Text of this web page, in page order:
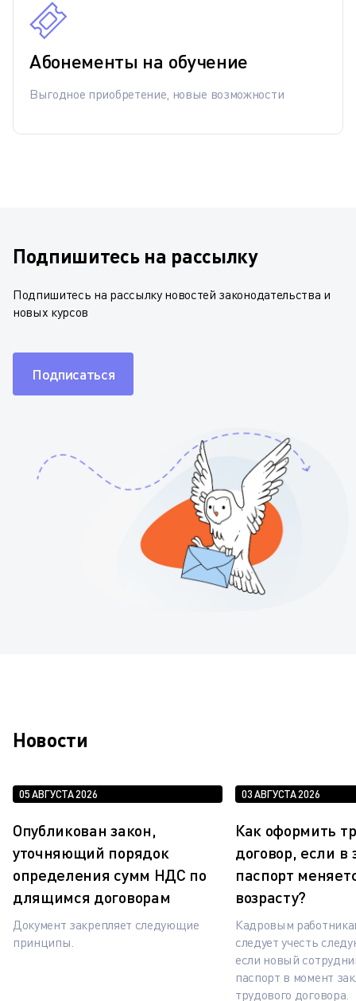
Абонементы на обучение
Выгодное приобретение, новые возможности
Подпишитесь на рассылку
Подпишитесь на рассылку новостей законодательства и
новых курсов
Подписаться
Новости
05 АВГУСТА 2026
Опубликован закон,
уточняющий порядок
определения сумм НДС по
длящимся договорам
Документ закрепляет следующие
принципы.
03 АВГУСТА 2026
Как оформить
договор, если в
паспорт
возрасту?
Кадровым
следует учесть
если новый
паспорт в момент
трудового договора.